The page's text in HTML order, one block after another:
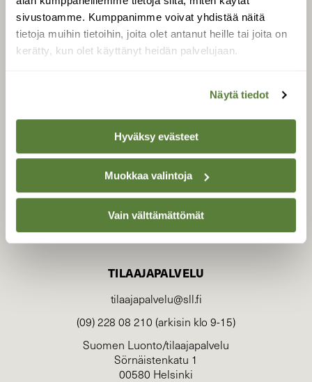
sivustoamme. Kumppanimme voivat yhdistää näitä
tietoja muihin tietoihin, joita olet antanut heille tai joita on
kerätty, kun olet käyttänyt heidän palvelujaan.
Näytä tiedot
Hyväksy evästeet
Muokkaa valintoja
Vain välttämättömät
SUOMEN LUONNON­
SUOJELU­LIITTO
Suomen Luonto -lehden
luonnonsuojelu­liitto.
TILAAJAPALVELU
tilaajapalvelu@sll.fi
(09) 228 08 210 (arkisin klo 9-15)
Suomen Luonto/tilaajapalvelu
Sörnäistenkatu 1
00580 Helsinki